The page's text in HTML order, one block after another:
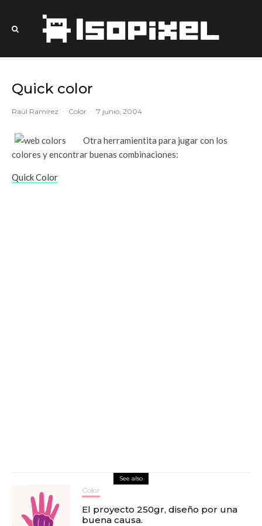
Quick color
Raúl Ramírez · Color · 7 junio, 2004
Otra herramientita para jugar con los
colores y encontrar buenas combinaciones:
Quick Color
See also
Color
El proyecto 250gr, diseño por una
buena causa.